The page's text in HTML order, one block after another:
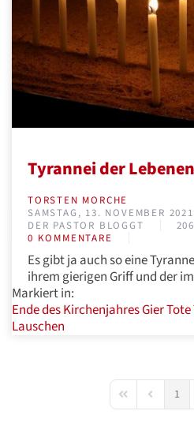
Tyrannei der
TORSTEN MORCHE
SAMSTAG, 13. NOVEMBER 2021
DER PASTOR BLOGGT
0 KOMMENTARE
Es gibt ja auch so eine
ihrem gierigen Griff und der
Markiert in:
Ende des KirchenjahresGierTote
Lauschen
First PagePrevious
1